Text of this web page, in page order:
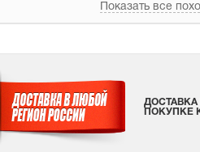
Показать все
ПОКУПКЕ